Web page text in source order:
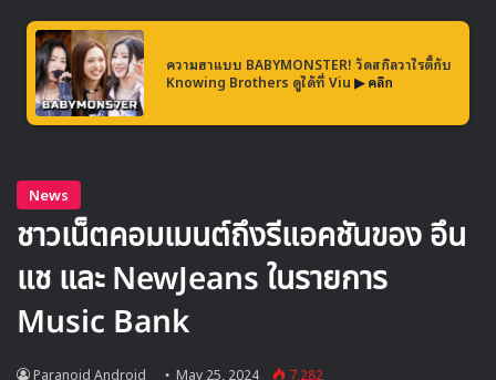
สำหรับ 100 อันดับ นักร้องเกาหลี ที่ถูกพูดถึงมากที่สุดประจำ
เดือนพฤษภาคม 2024 เป็นดังนี้
1 อิมยองอุง ㅡ 7,923,400
ความฮาแบบ BABYMONSTER! วัดสกิลวาไรตี้กับ
Knowing Brothers ดูได้ที่ Viu ▶ คลิก